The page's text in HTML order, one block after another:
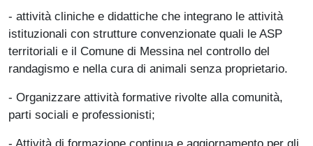
- attività cliniche e didattiche che integrano le attività
istituzionali con strutture convenzionate quali le ASP
territoriali e il Comune di Messina nel controllo del
randagismo e nella cura di animali senza proprietario.
- Organizzare attività formative rivolte alla comunità,
parti sociali e professionisti;